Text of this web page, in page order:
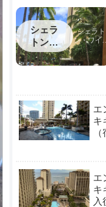
空港
シェラ
トンワ
イキキ
シェラト
ン・ワイ
キ宿泊記
エ
キ
エ
キ
入